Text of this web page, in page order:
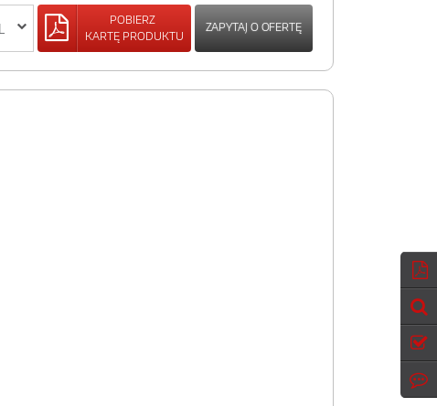
POBIERZ
KARTĘ PRODUKTU
ZAPYTAJ O OFERTĘ